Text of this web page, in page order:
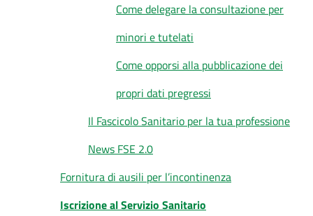
Come delegare la consultazione per
minori e tutelati
Come opporsi alla pubblicazione dei
propri dati pregressi
Il Fascicolo Sanitario per la tua professione
News FSE 2.0
Fornitura di ausili per l’incontinenza
Iscrizione al Servizio Sanitario